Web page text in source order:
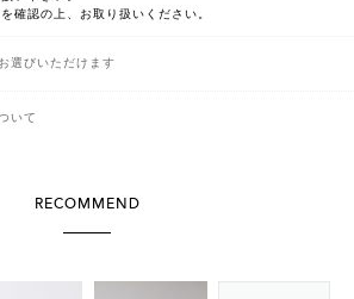
確認の上、お取り扱いください。
選びいただけます
いて
RECOMMEND